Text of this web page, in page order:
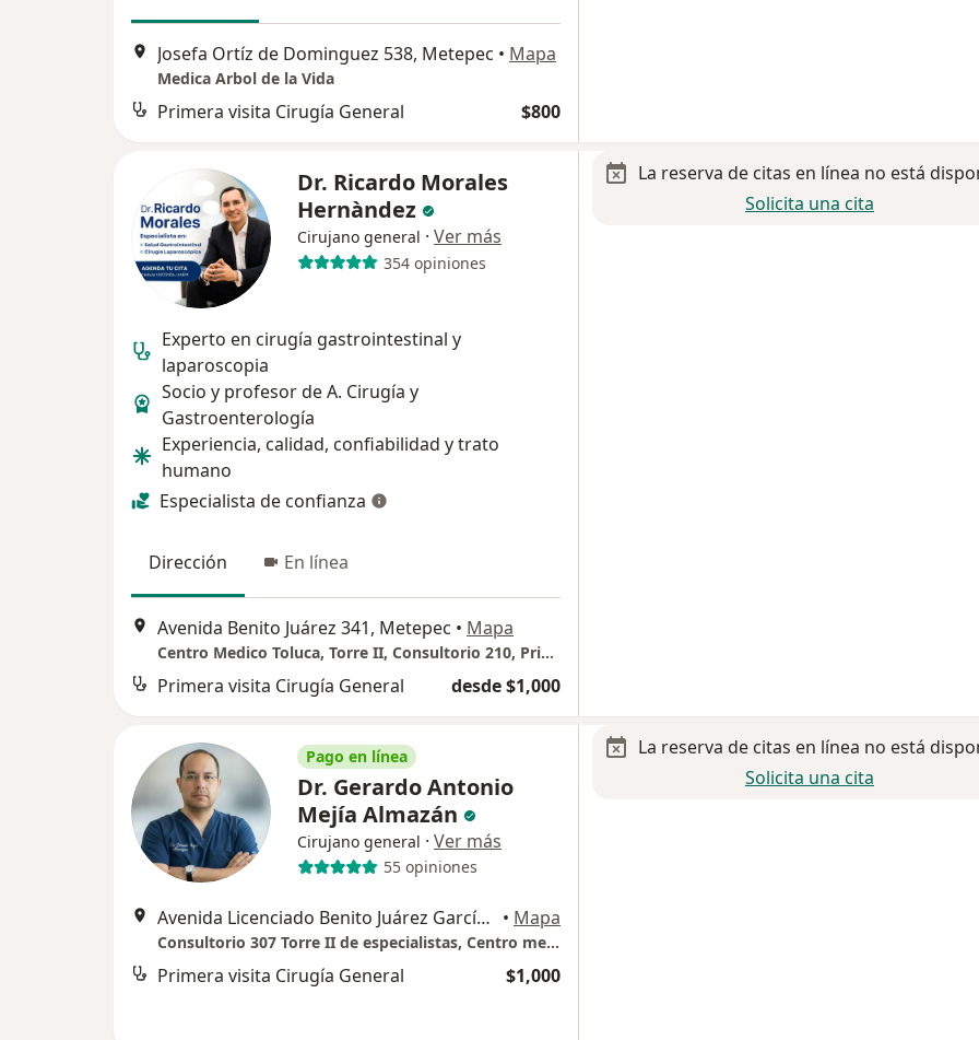
Josefa Ortíz de Dominguez 538, Metepec • Mapa
Medica Arbol de la Vida
Primera visita Cirugía General $800
Dr. Ricardo Morales
Hernàndez
Cirujano general · Ver más
354 opiniones
Experto en cirugía gastrointestinal y
laparoscopia
Socio y profesor de A. Cirugía y
Gastroenterología
Experiencia, calidad, confiabilidad y trato
humano
Especialista de confianza
Dirección En línea
Avenida Benito Juárez 341, Metepec • Mapa
Centro Medico Toluca, Torre II, Consultorio 210, Primer piso, Avenida Benito Juarez 341, Col Barrio de san mateo, CP 52140, Metepec
Primera visita Cirugía General desde $1,000
La reserva de citas en línea no está
Solicita una cita
Pago en línea
Dr. Gerardo Antonio
Mejía Almazán
Cirujano general · Ver más
55 opiniones
Avenida Licenciado Benito Juárez García 341, Metepec • Mapa
Consultorio 307 Torre II de especialistas, Centro medico de Toluca
Primera visita Cirugía General $1,000
La reserva de citas en línea no está
Solicita una cita